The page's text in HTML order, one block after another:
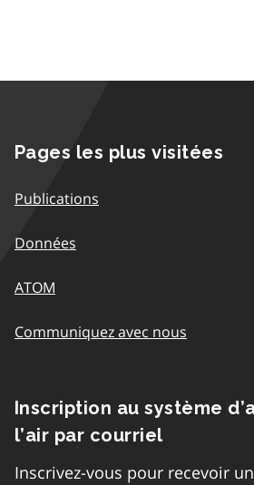
Pages les plus visitées
Publications
Données
ATOM
Communiquez avec nous
Inscription au système
l’air par courriel
Inscrivez-vous pour recevoir